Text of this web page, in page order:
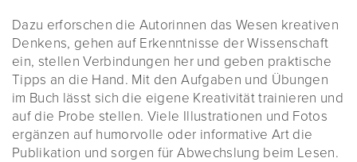
Dazu erforschen die Autorinnen das Wesen kreativen
Denkens, gehen auf Erkenntnisse der Wissenschaft
ein, stellen Verbindungen her und geben praktische
Tipps an die Hand. Mit den Aufgaben und Übungen
im Buch lässt sich die eigene Kreativität trainieren und
auf die Probe stellen. Viele Illustrationen und Fotos
ergänzen auf humorvolle oder informative Art die
Publikation und sorgen für Abwechslung beim Lesen.